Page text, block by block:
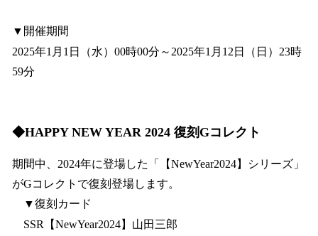
▼開催期間
2025年1月1日（水）00時00分～2025年1月12日（日）23時
59分
◆HAPPY NEW YEAR 2024 復刻Gコレクト
期間中、2024年に登場した「【NewYear2024】シリーズ」
がGコレクトで復刻登場します。
▼復刻カード
SSR【NewYear2024】山田三郎